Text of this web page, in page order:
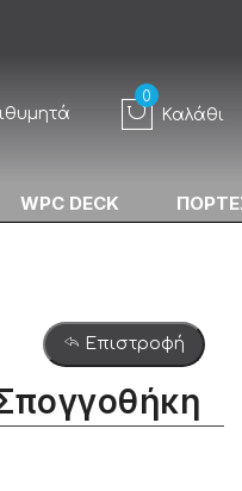
Καλάθι
WPC DECK
Επιστροφή